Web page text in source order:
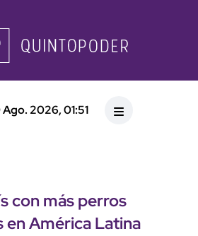
Ago. 2026, 01:51
con más perros
en América Latina